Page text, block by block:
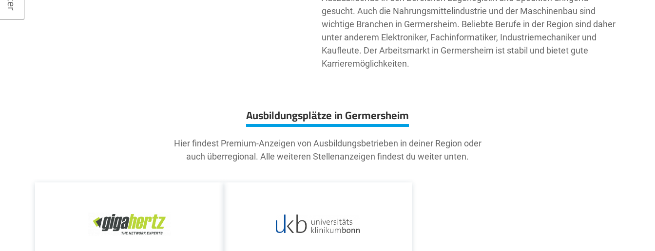
gesucht. Auch die Nahrungsmittelindustrie und der Maschinenbau sind
wichtige Branchen in Germersheim. Beliebte Berufe in der Region sind daher
unter anderem Elektroniker, Fachinformatiker, Industriemechaniker und
Kaufleute. Der Arbeitsmarkt in Germersheim ist stabil und bietet gute
Karrieremöglichkeiten.
Ausbildungsplätze in Germersheim
Hier findest Premium-Anzeigen von Ausbildungsbetrieben in deiner Region oder
auch überregional. Alle weiteren Stellenanzeigen findest du weiter unten.